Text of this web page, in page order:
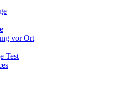
vor Ort
Test